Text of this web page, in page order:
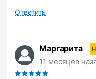
Ответить
Маргарита
11 месяцев